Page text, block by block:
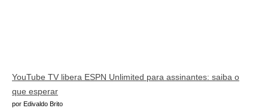
YouTube TV libera ESPN Unlimited para assinantes: saiba o
que esperar
por Edivaldo Brito